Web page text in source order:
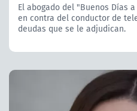
El abogado del "Buenos Días
en contra del conductor de
deudas que se le adjudican.